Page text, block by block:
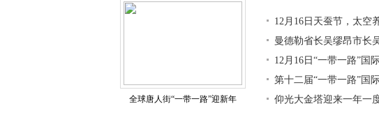
全球唐人街“一带一路”迎新年
12月16日天蚕节，太空
曼德勒省长吴缪昂市长
12月16日“一带一路”国
第十二届“一带一路”国
仰光大金塔迎来一年一